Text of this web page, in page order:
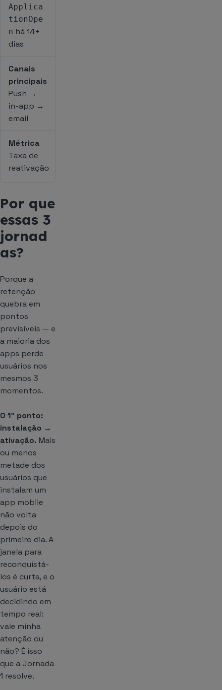
Applica
tionOpe
n há 14+
dias
Canais
principais
Push →
in-app →
email
Métrica
Taxa de
reativação
Por que
essas 3
jornad
as?
Porque a
retenção
quebra em
pontos
previsíveis — e
a maioria dos
apps perde
usuários nos
mesmos 3
momentos.
O 1º ponto:
instalação →
ativação. Mais
ou menos
metade dos
usuários que
instalam um
app mobile
não volta
depois do
primeiro dia. A
janela para
reconquistá-
los é curta, e o
usuário está
decidindo em
tempo real:
vale minha
atenção ou
não? É isso
que a Jornada
1 resolve.